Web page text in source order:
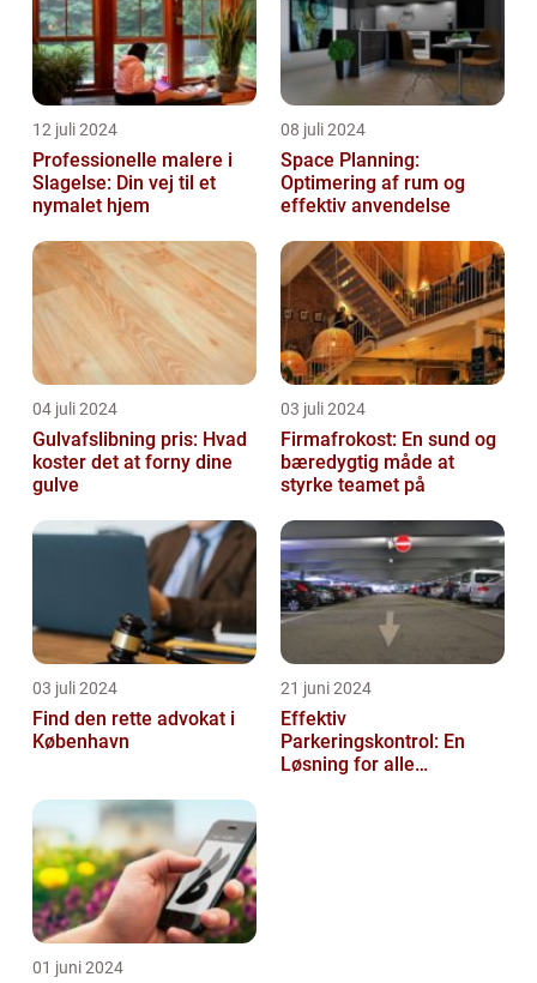
12 juli 2024
Professionelle malere i
Slagelse: Din vej til et
nymalet hjem
08 juli 2024
Space Planning:
Optimering af rum og
effektiv anvendelse
04 juli 2024
Gulvafslibning pris: Hvad
koster det at forny dine
gulve
03 juli 2024
Firmafrokost: En sund og
bæredygtig måde at
styrke teamet på
03 juli 2024
Find den rette advokat i
København
21 juni 2024
Effektiv
Parkeringskontrol: En
Løsning for alle
01 juni 2024